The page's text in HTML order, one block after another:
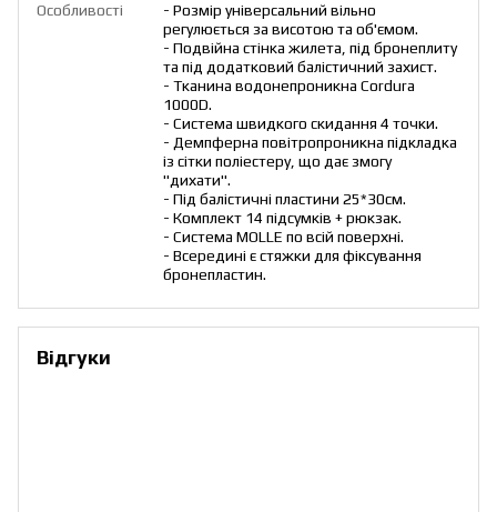
Особливості
- Розмір універсальний вільно
регулюється за висотою та об'ємом.
- Подвійна стінка жилета, під бронеплиту
та під додатковий балістичний захист.
- Тканина водонепроникна Cordura
1000D.
- Система швидкого скидання 4 точки.
- Демпферна повітропроникна підкладка
із сітки поліестеру, що дає змогу
"дихати".
- Під балістичні пластини 25*30см.
- Комплект 14 підсумків + рюкзак.
- Система MOLLE по всій поверхні.
- Всередині є стяжки для фіксування
бронепластин.
Відгуки